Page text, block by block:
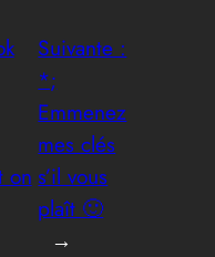
on
Suivante :
*;
Emmenez
mes clés
s’il vous
plaît 🙂
→